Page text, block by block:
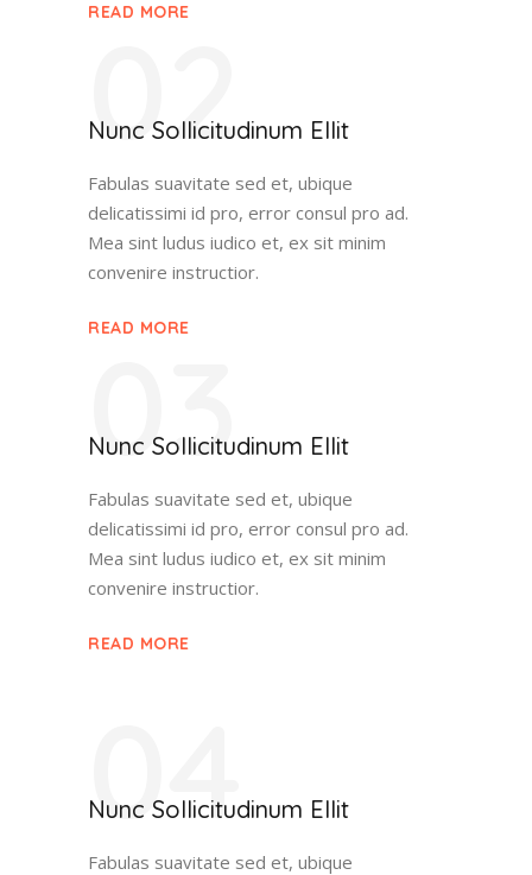
READ MORE
02
Nunc Sollicitudinum Ellit
Fabulas suavitate sed et, ubique
delicatissimi id pro, error consul pro ad.
Mea sint ludus iudico et, ex sit minim
convenire instructior.
READ MORE
03
Nunc Sollicitudinum Ellit
Fabulas suavitate sed et, ubique
delicatissimi id pro, error consul pro ad.
Mea sint ludus iudico et, ex sit minim
convenire instructior.
READ MORE
04
Nunc Sollicitudinum Ellit
Fabulas suavitate sed et, ubique